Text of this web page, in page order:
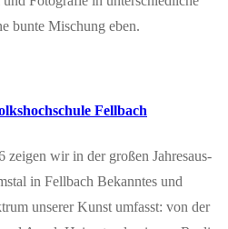
bun­te Mischung eben.
Fellbach
zei­gen wir in der gro­ßen Jah­res­aus­
in Fell­bach Bekann­tes und
unse­rer Kunst umfasst: von der